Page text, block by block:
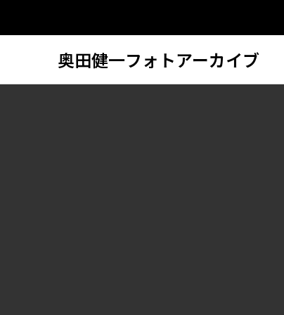
奥田健一フォトアーカイブ